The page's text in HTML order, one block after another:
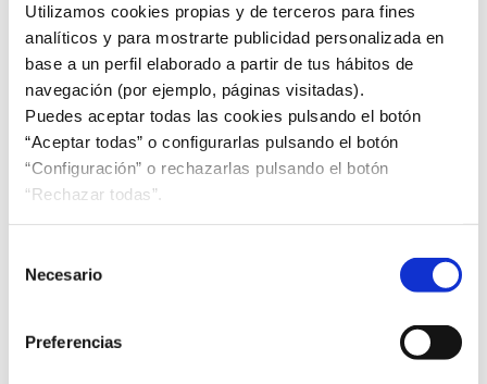
Utilizamos cookies propias y de terceros para fines
analíticos y para mostrarte publicidad personalizada en
base a un perfil elaborado a partir de tus hábitos de
navegación (por ejemplo, páginas visitadas).
Puedes aceptar todas las cookies pulsando el botón
“Aceptar todas” o configurarlas pulsando el botón
“Configuración” o rechazarlas pulsando el botón
“Rechazar todas”.
Necesario
Preferencias
las organizaciones de todo el mundo a la
consecución de los ODS.Es una guía práctica que
va a acompañar el esfuerzo de todas las
0rganizaciones, permitiendo pasar de la alineación
a la acción.
Estrategia ISO 2030 están
sostenibilidad, el medio
ambiente y el cambio climático,